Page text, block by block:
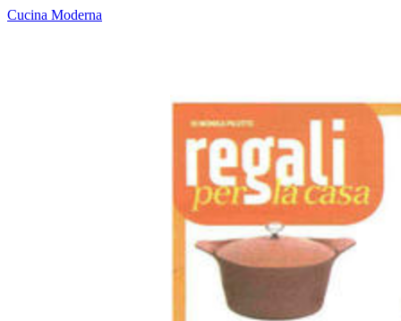
Cucina Moderna